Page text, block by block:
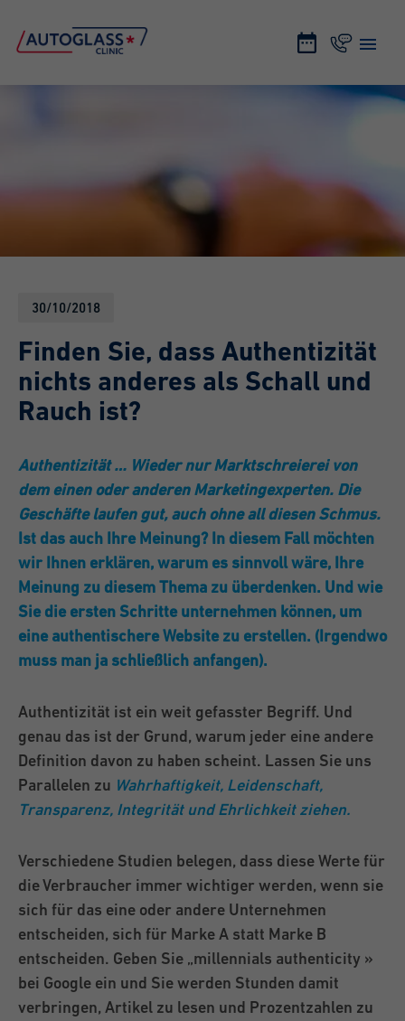
30/10/2018
Finden Sie, dass Authentizität
nichts anderes als Schall und
Rauch ist?
Authentizität … Wieder nur Marktschreierei von
dem einen oder anderen Marketingexperten. Die
Geschäfte laufen gut, auch ohne all diesen Schmus.
Ist das auch Ihre Meinung? In diesem Fall möchten
wir Ihnen erklären, warum es sinnvoll wäre, Ihre
Meinung zu diesem Thema zu überdenken. Und wie
Sie die ersten Schritte unternehmen können, um
eine authentischere Website zu erstellen. (Irgendwo
muss man ja schließlich anfangen).
Authentizität ist ein weit gefasster Begriff. Und
genau das ist der Grund, warum jeder eine andere
Definition davon zu haben scheint. Lassen Sie uns
Parallelen zu Wahrhaftigkeit, Leidenschaft,
Transparenz, Integrität und Ehrlichkeit ziehen.
Verschiedene Studien belegen, dass diese Werte für
die Verbraucher immer wichtiger werden, wenn sie
sich für das eine oder andere Unternehmen
entscheiden, sich für Marke A statt Marke B
entscheiden. Geben Sie „millennials authenticity »
bei Google ein und Sie werden Stunden damit
verbringen, Artikel zu lesen und Prozentzahlen zu